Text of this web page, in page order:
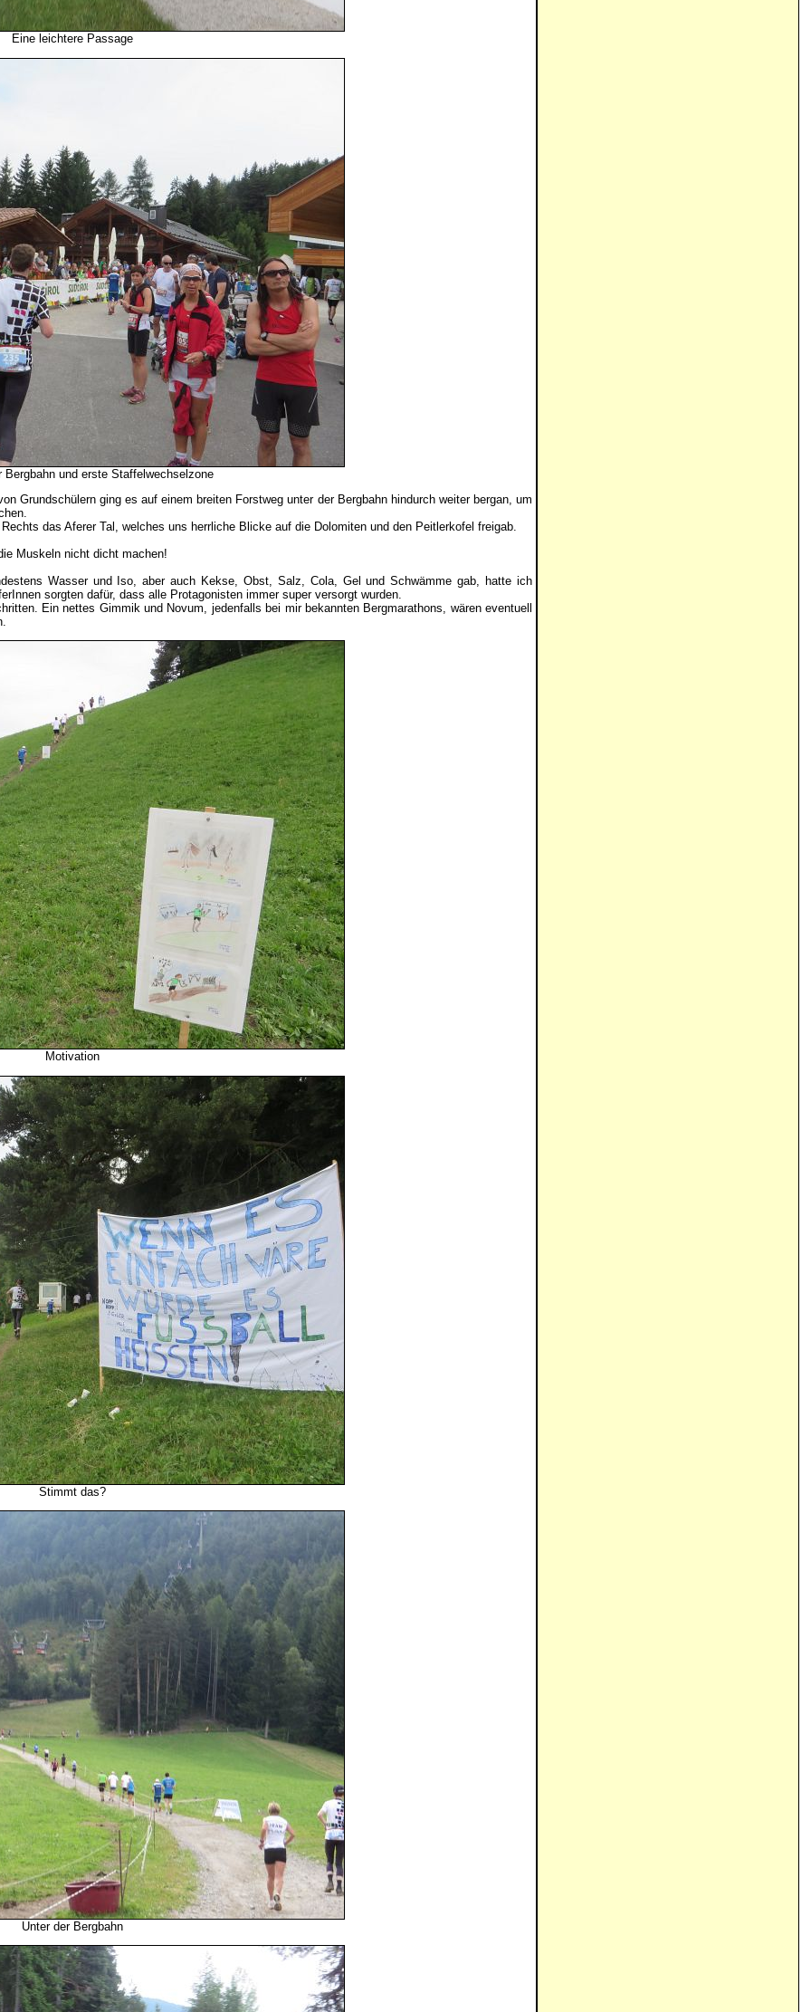
Eine leichtere Passage
Bergbahn und erste Staffelwechselzone
Grundschülern ging es auf einem breiten Forstweg unter der Bergbahn hindurch weiter bergan, um
das Aferer Tal, welches uns herrliche Blicke auf die Dolomiten und den Peitlerkofel freigab.
Muskeln nicht dicht machen!
Wasser und Iso, aber auch Kekse, Obst, Salz, Cola, Gel und Schwämme gab, hatte ich
sorgten dafür, dass alle Protagonisten immer super versorgt wurden.
Ein nettes Gimmik und Novum, jedenfalls bei mir bekannten Bergmarathons, wären eventuell
Motivation
Stimmt das?
Unter der Bergbahn